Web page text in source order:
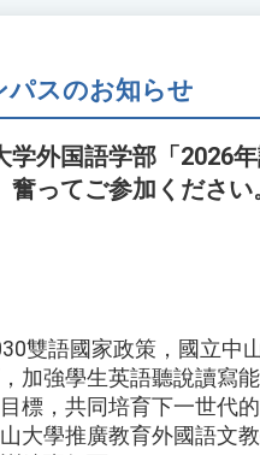
パスのお知らせ
学外国語学部「2026
奮ってご参加ください
雙語國家政策，國立中
加強學生英語聽說讀寫能
標，共同培育下一世代的
大學推廣教育外國語文